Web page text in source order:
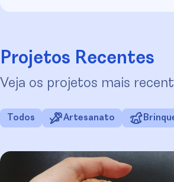
Projetos Recentes
Veja os projetos mais
Todos Artesanato